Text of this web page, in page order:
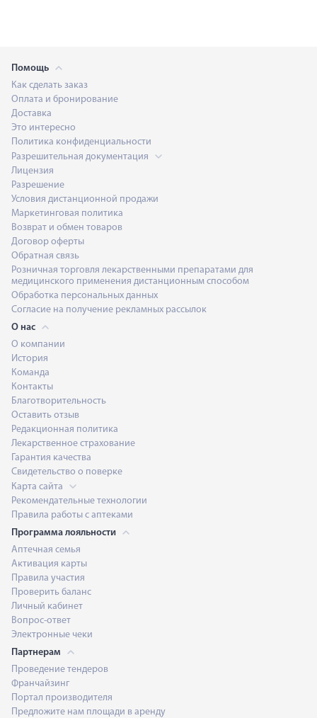
Помощь
Как сделать заказ
Оплата и бронирование
Доставка
Это интересно
Политика конфиденциальности
Разрешительная документация
Лицензия
Разрешение
Условия дистанционной продажи
Маркетинговая политика
Возврат и обмен товаров
Договор оферты
Обратная связь
Розничная торговля лекарственными препаратами для
медицинского применения дистанционным способом
Обработка персональных данных
Согласие на получение рекламных рассылок
О нас
О компании
История
Команда
Контакты
Благотворительность
Оставить отзыв
Редакционная политика
Лекарственное страхование
Гарантия качества
Свидетельство о поверке
Карта сайта
Рекомендательные технологии
Правила работы с аптеками
Программа лояльности
Аптечная семья
Активация карты
Правила участия
Проверить баланс
Личный кабинет
Вопрос-ответ
Электронные чеки
Партнерам
Проведение тендеров
Франчайзинг
Портал производителя
Предложите нам площади в аренду